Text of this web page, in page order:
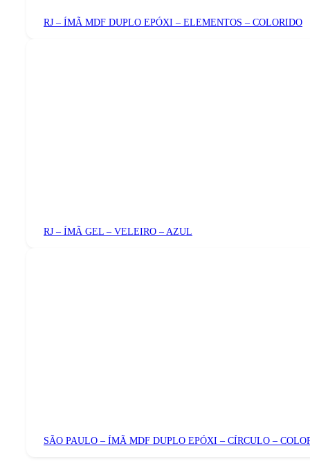
RJ – ÍMÃ MDF DUPLO EPÓXI – ELEMENTOS – COLORIDO
RJ – ÍMÃ GEL – VELEIRO – AZUL
SÃO PAULO – ÍMÃ MDF DUPLO EPÓXI – CÍRCULO –